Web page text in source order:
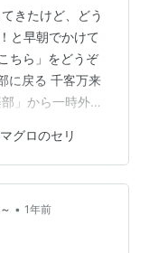
きたけど、どう
と早朝でかけて
ちら」をどうぞ
に戻る 千客万来
」から一時外
ていきました ２
行きます。ほう
店があるねー。
ていますが
万来」や、先日
マグロのセリ
• 1年前